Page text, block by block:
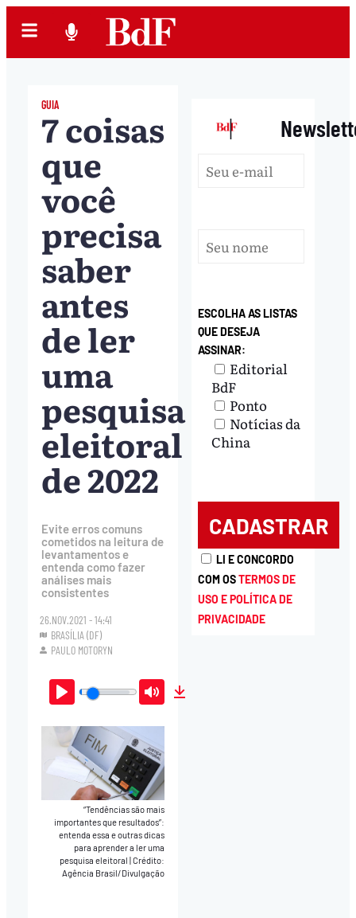
GUIA
7 coisas
que
você
precisa
saber
antes
de ler
uma
pesquisa
eleitoral
de 2022
Evite erros comuns
cometidos na leitura de
levantamentos e
entenda como fazer
análises mais
consistentes
26.NOV.2021 - 14:41
BRASÍLIA (DF)
PAULO MOTORYN
Play Mute
“Tendências são mais
importantes que resultados”:
entenda essa e outras dicas
para aprender a ler uma
pesquisa eleitoral|Crédito:
Agência Brasil/Divulgação
|
ESCOLHA AS LISTAS
QUE DESEJA
ASSINAR:
Editorial
BdF
Ponto
Notícias da
China
LI E CONCORDO
COM OSTERMOS DE
USO E POLÍTICA DE
PRIVACIDADE